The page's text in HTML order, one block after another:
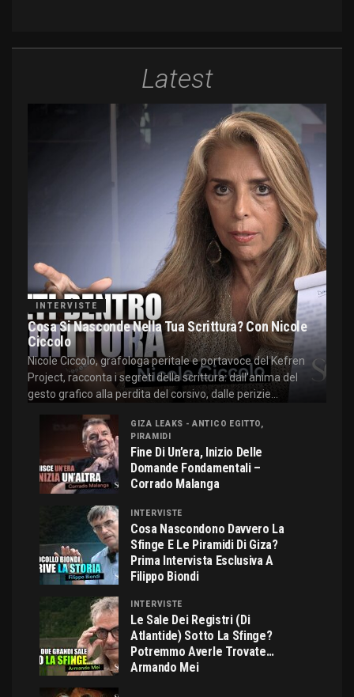
Latest
INTERVISTE
Cosa Si Nasconde Nella Tua Scrittura? Con Nicole
Ciccolo
Nicole Ciccolo, grafologa peritale e portavoce del Kefren
Project, racconta i segreti della scrittura: dall'anima del
gesto grafico alla perdita del corsivo, dalle perizie...
GIZA LEAKS - ANTICO EGITTO,
PIRAMIDI
Fine Di Un’era, Inizio Delle
Domande Fondamentali –
Corrado Malanga
INTERVISTE
Cosa Nascondono Davvero La
Sfinge E Le Piramidi Di Giza?
Prima Intervista Esclusiva A
Filippo Biondi
INTERVISTE
Le Sale Dei Registri (di
Atlantide) Sotto La Sfinge?
Potremmo Averle Trovate…
Armando Mei